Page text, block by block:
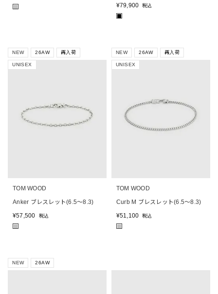
■
¥79,900 税込
■
NEW 26AW 再入荷
UNISEX
TOM WOOD
Anker ブレスレット(6.5～8.3)
¥57,500 税込
■
NEW 26AW 再入荷
UNISEX
TOM WOOD
Curb M ブレスレット(6.5～8.3)
¥51,100 税込
■
NEW 26AW